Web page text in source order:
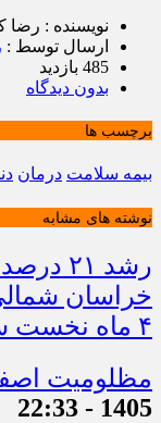
نویسنده : رضا
ارسال توسط :
485 بازدید
بدون دیدگاه
برچسب ها
بیمه سلامت درمان
نوشته های مشابه
رشد
۴ ماه نخست سال
مظلومیت
1405 - 22:33